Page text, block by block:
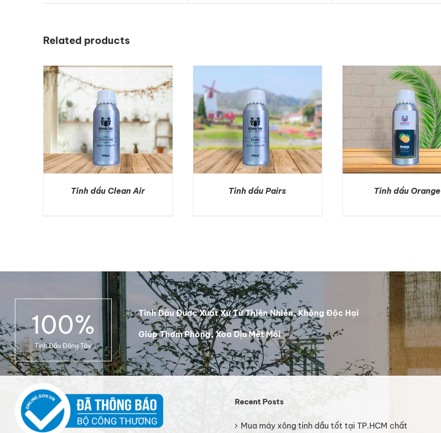
Related products
Tinh dầu Clean Air Tinh dầu Pairs Tinh dầu Orange
100%
Tinh Dầu Đông Tây
Tinh Dầu Được Xuất Xứ Từ Thiên Nhiên, Không Độc Hại
Giúp Thơm Phòng, Xoa Dịu Mệt Mỏi
Recent Posts
Mua máy xông tinh dầu tốt tại TP.HCM chất